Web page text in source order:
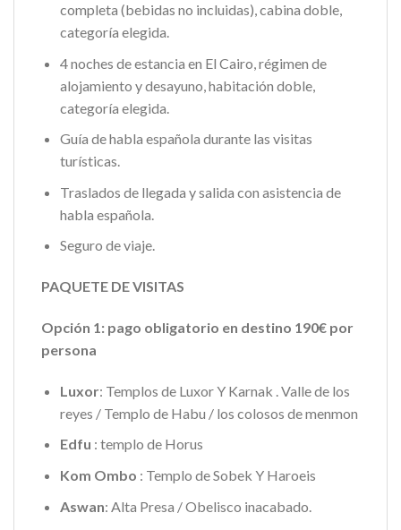
completa (bebidas no incluidas), cabina doble,
categoría elegida.
4 noches de estancia en El Cairo, régimen de
alojamiento y desayuno, habitación doble,
categoría elegida.
Guía de habla española durante las visitas
turísticas.
Traslados de llegada y salida con asistencia de
habla española.
Seguro de viaje.
PAQUETE DE VISITAS
Opción 1: pago obligatorio en destino 190€ por
persona
Luxor: Templos de Luxor Y Karnak . Valle de los
reyes / Templo de Habu / los colosos de menmon
Edfu : templo de Horus
Kom Ombo : Templo de Sobek Y Haroeis
Aswan: Alta Presa / Obelisco inacabado.